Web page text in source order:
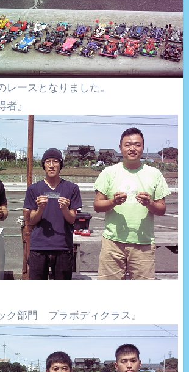
レースとなりました。
者』
ク部門 プラボディクラス』